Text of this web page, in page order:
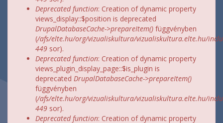
Deprecated function: Creation of dynamic property
views_display::$position is deprecated
DrupalDatabaseCache->prepareItem() függvényben
(/afs/elte.hu/org/vizualiskultura/vizualiskultura.elte.hu/
449 sor).
Deprecated function: Creation of dynamic property
views_plugin_display_page::$is_plugin is
deprecated DrupalDatabaseCache->prepareItem()
függvényben
(/afs/elte.hu/org/vizualiskultura/vizualiskultura.elte.hu/
449 sor).
Deprecated function: Creation of dynamic property